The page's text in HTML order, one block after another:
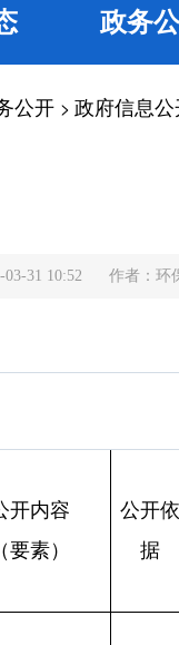
政务
公开 > 政府信息
31 10:52 作者：环
开内容
（要素）
公开依
据